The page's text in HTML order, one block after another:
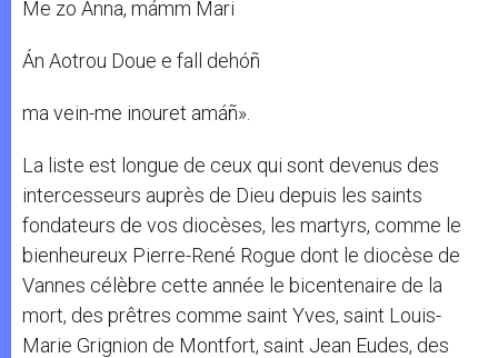
Me zo Ánna, mámm Mari
Án Aotrou Doue e fall dehóñ
ma vein-me inouret amáñ».
La liste est longue de ceux qui sont devenus des
intercesseurs auprès de Dieu depuis les saints
fondateurs de vos diocèses, les martyrs, comme le
bienheureux Pierre-René Rogue dont le diocèse de
Vannes célèbre cette année le bicentenaire de la
mort, des prêtres comme saint Yves, saint Louis-
Marie Grignion de Montfort, saint Jean Eudes, des